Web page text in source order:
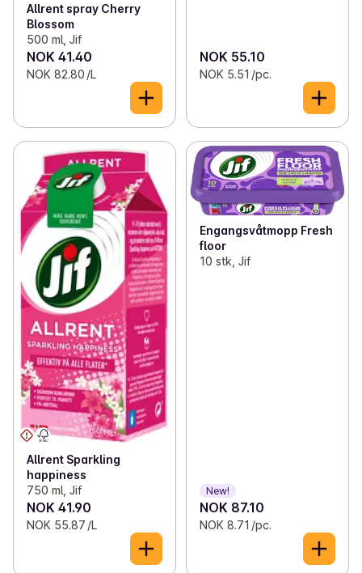
Allrent spray Cherry
Blossom
500 ml, Jif
NOK 41.40
NOK 82.80 /L
NOK 55.10
NOK 5.51 /pc.
Allrent Sparkling
happiness
750 ml, Jif
NOK 41.90
NOK 55.87 /L
Engangsvåtmopp Fresh
floor
10 stk, Jif
New!
NOK 87.10
NOK 8.71 /pc.